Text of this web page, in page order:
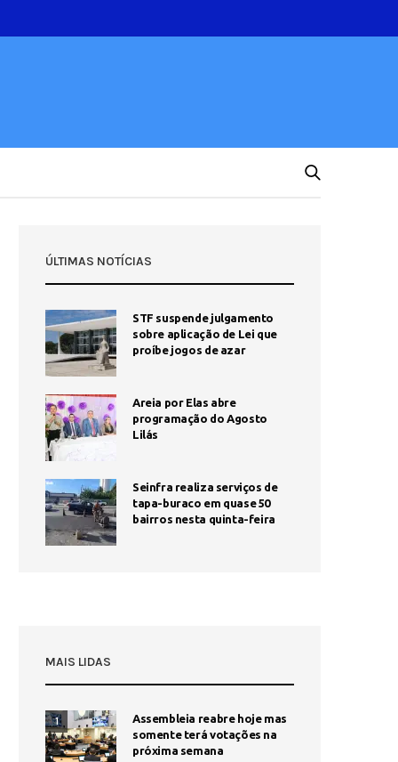
ÚLTIMAS NOTÍCIAS
STF suspende julgamento
sobre aplicação de Lei que
proíbe jogos de azar
Areia por Elas abre
programação do Agosto
Lilás
Seinfra realiza serviços de
tapa-buraco em quase 50
bairros nesta quinta-feira
MAIS LIDAS
1
Assembleia reabre hoje mas
somente terá votações na
próxima semana